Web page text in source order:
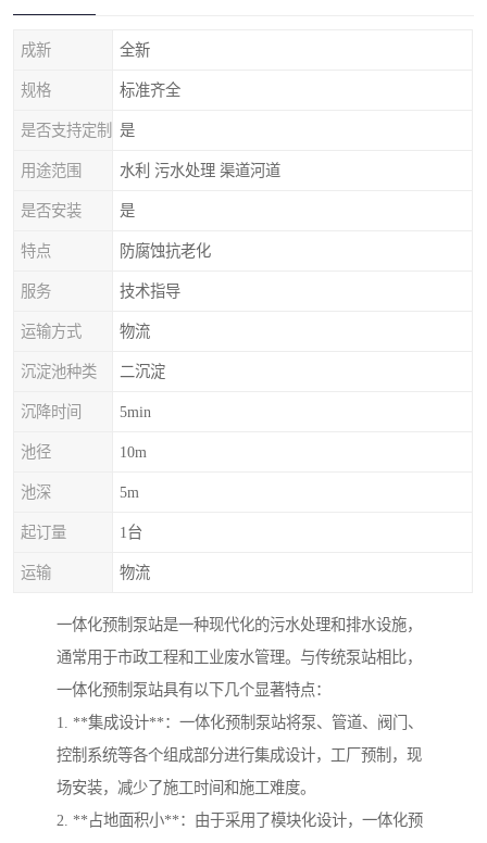
成新 全新
规格 标准齐全
是否支持定制 是
用途范围 水利 污水处理 渠道河道
是否安装 是
特点 防腐蚀抗老化
服务 技术指导
运输方式 物流
沉淀池种类 二沉淀
沉降时间 5min
池径 10m
池深 5m
起订量 1台
运输 物流
一体化预制泵站是一种现代化的污水处理和排水设施，
通常用于市政工程和工业废水管理。与传统泵站相比，
一体化预制泵站具有以下几个显著特点：
1. **集成设计**：一体化预制泵站将泵、管道、阀门、
控制系统等各个组成部分进行集成设计，工厂预制，现
场安装，减少了施工时间和施工难度。
2. **占地面积小**：由于采用了模块化设计，一体化预